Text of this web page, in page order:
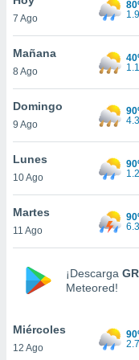
y
en
más
de
cookies
aceptar
7 Ago
Mañana
8 Ago
Domingo
9 Ago
Lunes
10 Ago
Martes
11 Ago
¡Descarga
Meteored!
Miércoles
12 Ago